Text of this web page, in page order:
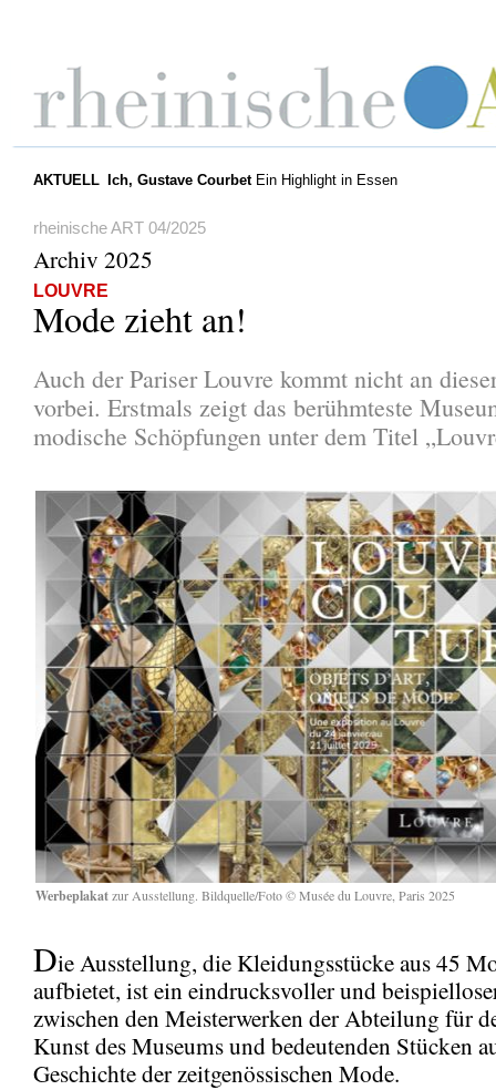
AKTUELL Ich, Gustave CourbetEin Highlight in Essen
rheinische ART 04/2025
Archiv 2025
LOUVRE
Mode zieht an!
Auch der Pariser Louvre kommt nicht an
vorbei. Erstmals zeigt das berühmteste
modische Schöpfungen unter dem Titel
Werbeplakatzur Ausstellung. Bildquelle/Foto © Musée du Louvre, Paris 2025
Die Ausstellung, die Kleidungsstücke aus 45
aufbietet, ist ein eindrucksvoller und
zwischen den Meisterwerken der Abteilung für
Kunst des Museums und bedeutenden Stücken
Geschichte der zeitgenössischen Mode.